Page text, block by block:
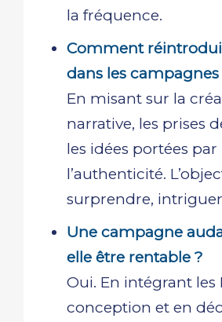
la fréquence.
Comment
dans les campagnes
En misant sur la
narrative, les prises
les idées portées par
l’authenticité.
surprendre,
Une campagne
elle être rentable ?
Oui. En intégrant les
conception et en